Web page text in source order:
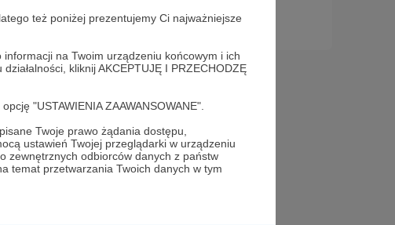
też poniżej prezentujemy Ci najważniejsze
na Twoim urządzeniu końcowym i ich
kliknij AKCEPTUJĘ I PRZECHODZĘ
"USTAWIENIA ZAAWANSOWANE".
Twoje prawo żądania dostępu,
ustawień Twojej przeglądarki w urządzeniu
zewnętrznych odbiorców danych z państw
temat przetwarzania Twoich danych w tym
w celu